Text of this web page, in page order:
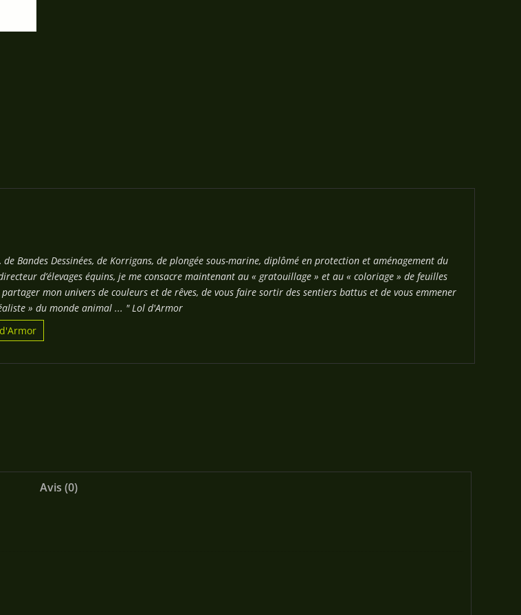
de Bandes Dessinées, de Korrigans, de plongée sous-marine, diplômé en protection et aménagement du
d’élevages équins, je me consacre maintenant au « gratouillage » et au « coloriage » de feuilles
partager mon univers de couleurs et de rêves, de vous faire sortir des sentiers battus et de vous emmener
» du monde animal ... " Lol d'Armor
Avis (0)